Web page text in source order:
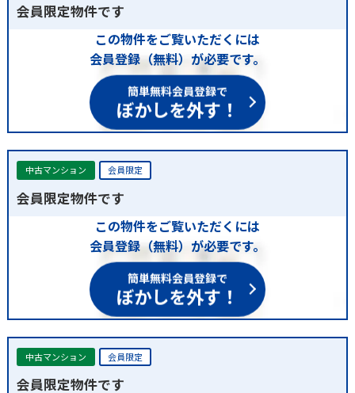
会員限定物件です
この物件をご覧いただくには
会員登録（無料）が必要です。
簡単無料会員登録で
ぼかしを外す！
中古マンション 会員限定
会員限定物件です
この物件をご覧いただくには
会員登録（無料）が必要です。
簡単無料会員登録で
ぼかしを外す！
中古マンション 会員限定
会員限定物件です